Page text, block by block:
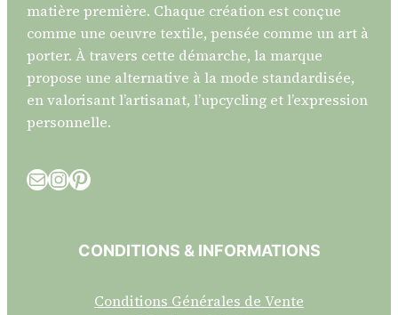
matière première. Chaque création est conçue
comme une oeuvre textile, pensée comme un art à
porter. À travers cette démarche, la marque
propose une alternative à la mode standardisée,
en valorisant l’artisanat, l’upcycling et l’expression
personnelle.
E-mail InstagramPinterest
CONDITIONS & INFORMATIONS
Conditions Générales de Vente